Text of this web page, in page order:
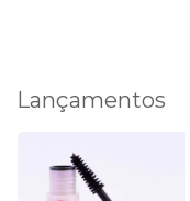
Lançamentos